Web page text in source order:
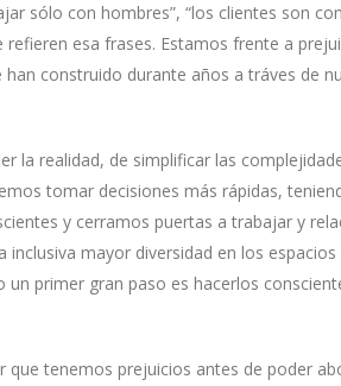
sólo con hombres”, “los clientes son
esa frases. Estamos frente a
construido durante años a tráves de
la realidad, de simplificar las
tomar decisiones más rápidas,
y cerramos puertas a trabajar y
mayor diversidad en los espacios
primer gran paso es hacerlos
tenemos prejuicios antes de poder